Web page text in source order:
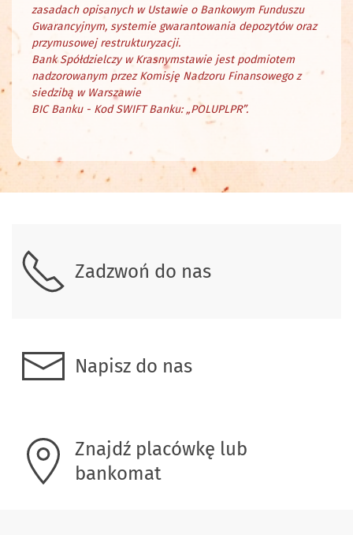
zasadach opisanych w Ustawie o Bankowym Funduszu
Gwarancyjnym, systemie gwarantowania depozytów oraz
przymusowej restrukturyzacji.
Bank Spółdzielczy w Krasnymstawie jest podmiotem
nadzorowanym przez Komisję Nadzoru Finansowego z
siedzibą w Warszawie
BIC Banku - Kod SWIFT Banku: „POLUPLPR”.
Zadzwoń do nas
Napisz do nas
Znajdź placówkę lub
bankomat